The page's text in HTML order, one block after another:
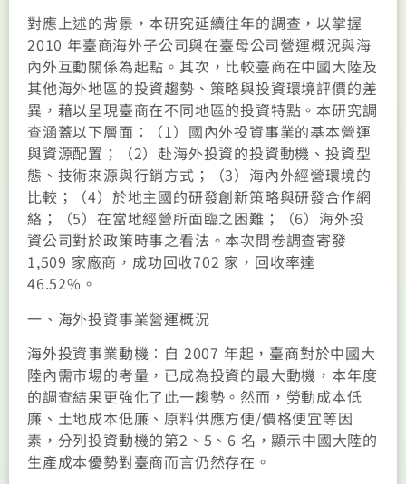
對應上述的背景，本研究延續往年的調查，以掌握
2010 年臺商海外子公司與在臺母公司營運概況與海
內外互動關係為起點。其次，比較臺商在中國大陸及
其他海外地區的投資趨勢、策略與投資環境評價的差
異，藉以呈現臺商在不同地區的投資特點。本研究調
查涵蓋以下層面：（1）國內外投資事業的基本營運
與資源配置；（2）赴海外投資的投資動機、投資型
態、技術來源與行銷方式；（3）海內外經營環境的
比較；（4）於地主國的研發創新策略與研發合作網
絡；（5）在當地經營所面臨之困難；（6）海外投
資公司對於政策時事之看法。本次問卷調查寄發
1,509 家廠商，成功回收702 家，回收率達
46.52%。
一、海外投資事業營運概況
海外投資事業動機︰自 2007 年起，臺商對於中國大
陸內需市場的考量，已成為投資的最大動機，本年度
的調查結果更強化了此一趨勢。然而，勞動成本低
廉、土地成本低廉、原料供應方便/價格便宜等因
素，分列投資動機的第2、5、6 名，顯示中國大陸的
生產成本優勢對臺商而言仍然存在。